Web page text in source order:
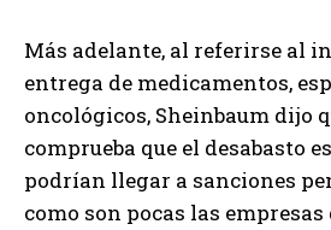
Más adelante, al referirse al
entrega de medicamentos,
oncológicos, Sheinbaum dijo
comprueba que el desabasto
podrían llegar a sanciones
como son pocas las